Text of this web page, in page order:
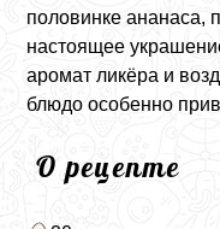
половинке ананаса,
настоящее
аромат ликёра и
блюдо особенно
О рецепте